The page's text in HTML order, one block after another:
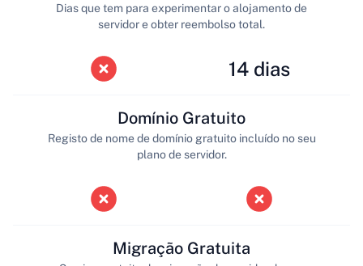
Dias que tem para experimentar o alojamento de
servidor e obter reembolso total.
14 dias
Domínio Gratuito
Registo de nome de domínio gratuito incluído no seu
plano de servidor.
Migração Gratuita